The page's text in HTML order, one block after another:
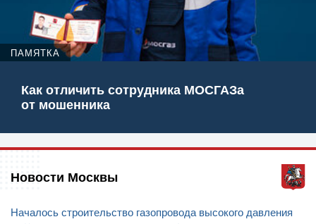
ПАМЯТКА
Как отличить сотрудника МОСГАЗа
от мошенника
Новости Москвы
Началось строительство газопровода высокого давления